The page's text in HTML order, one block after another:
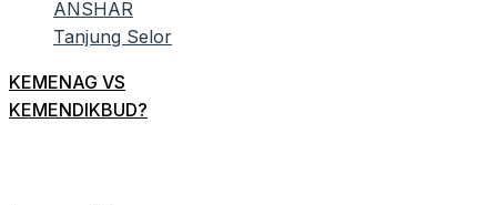
KEMENAG VS
KEMENDIKBUD?